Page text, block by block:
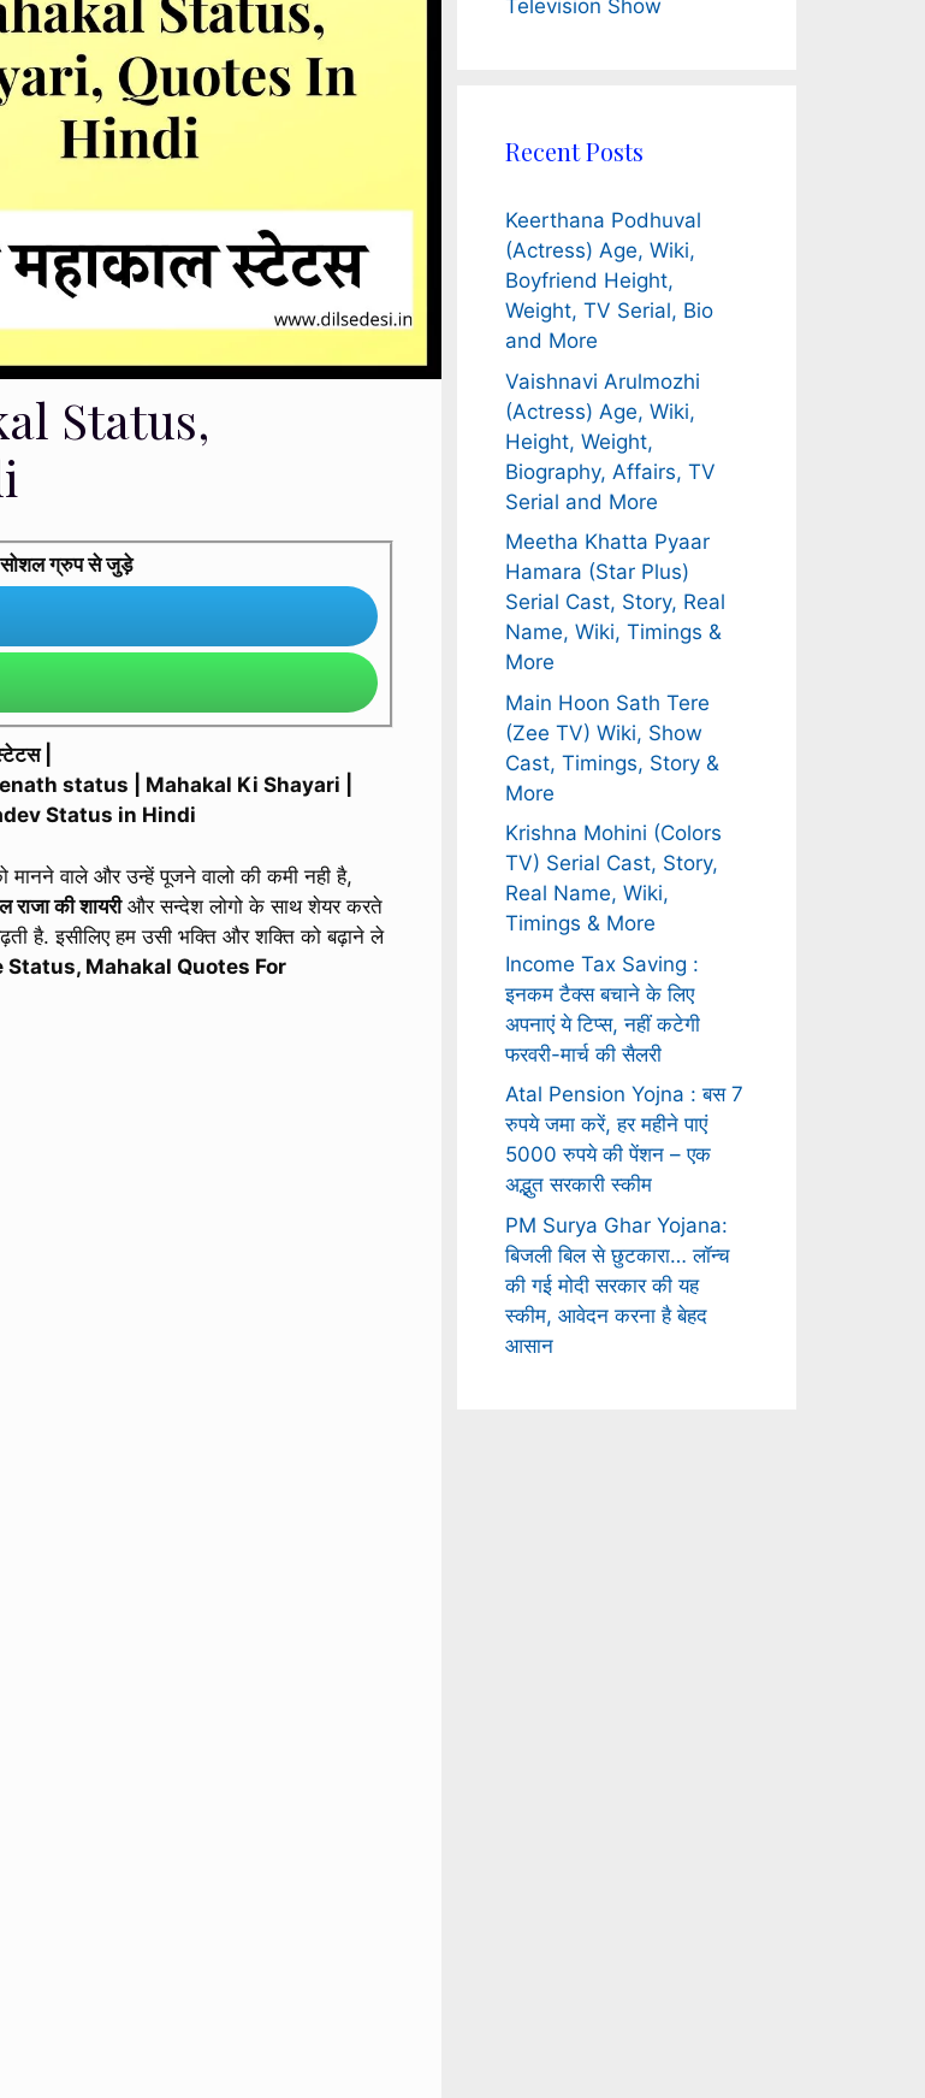
Status,
सोशल ग्रुप से जुड़े
|
status | Mahakal Ki Shayari |
Status in Hindi
मानने वाले और उन्हें पूजने वालो की कमी नही है,
राजा की शायरीऔर सन्देश लोगो के साथ शेयर करते
है. इसीलिए हम उसी भक्ति और शक्ति को बढ़ाने ले
Mahakal Quotes For
Television Show
Recent Posts
Keerthana Podhuval
(Actress) Age, Wiki,
Boyfriend Height,
Weight, TV Serial, Bio
and More
Vaishnavi Arulmozhi
(Actress) Age, Wiki,
Height, Weight,
Biography, Affairs, TV
Serial and More
Meetha Khatta Pyaar
Hamara (Star Plus)
Serial Cast, Story, Real
Name, Wiki, Timings &
More
Main Hoon Sath Tere
(Zee TV) Wiki, Show
Cast, Timings, Story &
More
Krishna Mohini (Colors
TV) Serial Cast, Story,
Real Name, Wiki,
Timings & More
Income Tax Saving :
इनकम टैक्स बचाने के लिए
अपनाएं ये टिप्स, नहीं कटेगी
फरवरी-मार्च की सैलरी
Atal Pension Yojna : बस 7
रुपये जमा करें, हर महीने पाएं
5000 रुपये की पेंशन – एक
अद्भुत सरकारी स्कीम
PM Surya Ghar Yojana:
बिजली बिल से छुटकारा… लॉन्च
की गई मोदी सरकार की यह
स्कीम, आवेदन करना है बेहद
आसान